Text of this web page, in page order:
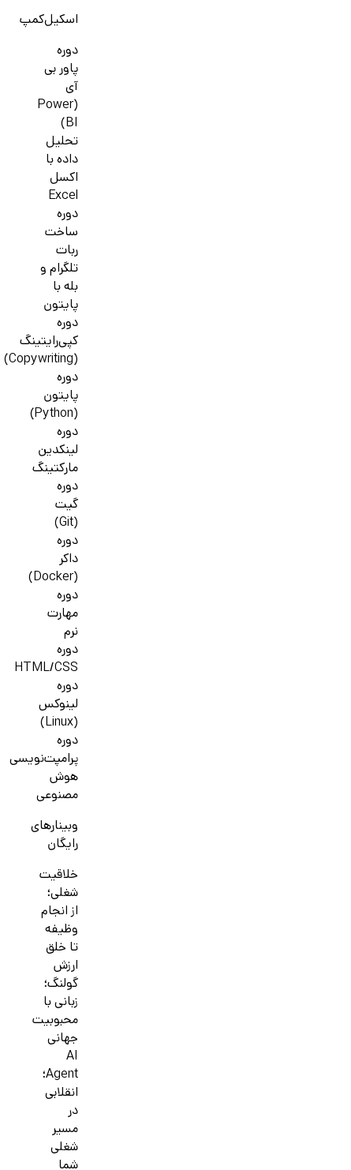
اسکیل‌کمپ
دوره
پاور بی
آی
(Power
BI)
تحلیل
داده با
اکسل
Excel
دوره
ساخت
ربات
تلگرام و
بله با
پایتون
دوره
کپی‌رایتینگ
(Copywriting)
دوره
پایتون
(Python)
دوره
لینکدین
مارکتینگ
دوره
گیت
(Git)
دوره
داکر
(Docker)
دوره
مهارت
نرم
دوره
HTML/CSS
دوره
لینوکس
(Linux)
دوره
پرامپت‌نویسی
هوش
مصنوعی
وبینارهای
رایگان
خلاقیت
شغلی؛
از انجام
وظیفه
تا خلق
ارزش
گولنگ؛
زبانی با
محبوبیت
جهانی
AI
Agent؛
انقلابی
در
مسیر
شغلی